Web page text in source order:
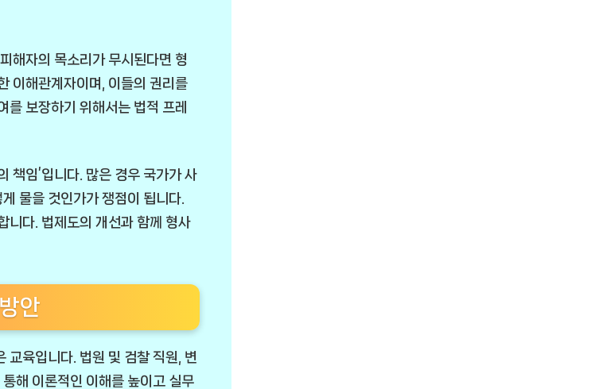
해자의 목소리가 무시된다면 형
이해관계자이며, 이들의 권리를
보장하기 위해서는 법적 프레
책임’입니다. 많은 경우 국가가 사
물을 것인가가 쟁점이 됩니다.
니다. 법제도의 개선과 함께 형사
안
교육입니다. 법원 및 검찰 직원, 변
해 이론적인 이해를 높이고 실무